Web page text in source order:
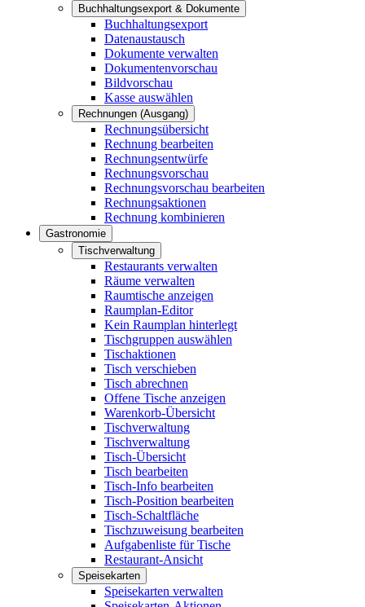
Buchhaltungsexport & Dokumente
Buchhaltungsexport
Datenaustausch
Dokumente verwalten
Dokumentenvorschau
Bildvorschau
Kasse auswählen
Rechnungen (Ausgang)
Rechnungsübersicht
Rechnung bearbeiten
Rechnungsentwürfe
Rechnungsvorschau
Rechnungsvorschau bearbeiten
Rechnungsaktionen
Rechnung kombinieren
Gastronomie
Tischverwaltung
Restaurants verwalten
Räume verwalten
Raumtische anzeigen
Raumplan-Editor
Kein Raumplan hinterlegt
Tischgruppen auswählen
Tischaktionen
Tisch verschieben
Tisch abrechnen
Offene Tische anzeigen
Warenkorb-Übersicht
Tischverwaltung
Tischverwaltung
Tisch-Übersicht
Tisch bearbeiten
Tisch-Info bearbeiten
Tisch-Position bearbeiten
Tisch-Schaltfläche
Tischzuweisung bearbeiten
Aufgabenliste für Tische
Restaurant-Ansicht
Speisekarten
Speisekarten verwalten